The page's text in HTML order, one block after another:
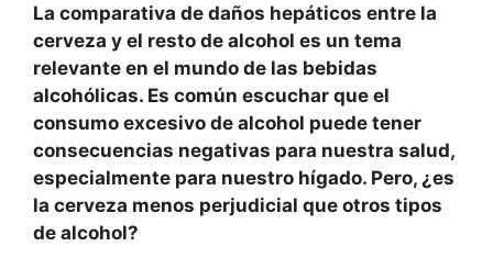
La comparativa de daños hepáticos entre la
cerveza y el resto de alcohol es un tema
relevante en el mundo de las bebidas
alcohólicas. Es común escuchar que el
consumo excesivo de alcohol puede tener
consecuencias negativas para nuestra salud,
especialmente para nuestro hígado. Pero, ¿es
la cerveza menos perjudicial que otros tipos
de alcohol?